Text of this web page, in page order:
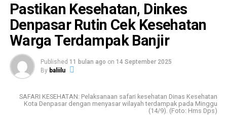
“Kami menemukan banyak orang tua mengeluhkan anaknya
terlalu sering disuntik saat imunisasi. Kalau dulu dua jenis
vaksin disuntikkan terpisah, sekarang cukup satu kali,”
ungkapnya saat ditemui di ruang kerjanya, Selasa (7/10).
Menurutnya, pengurangan jumlah suntikan tidak hanya
mengurangi rasa sakit dan trauma pada bayi, tetapi juga
Imunisasi Dasar Lengkap (IDL).
Pastikan Kesehatan, Dinkes
Denpasar Rutin Cek Kesehatan
Warga Terdampak Banjir
Published 11 bulan ago on 14 September 2025
By baliilu
SAFARI KESEHATAN: Pelaksanaan safari kesehatan Dinas Kesehatan
Kota Denpasar dengan menyasar wilayah terdampak pada Minggu
(14/9). (Foto: Hms Dps)